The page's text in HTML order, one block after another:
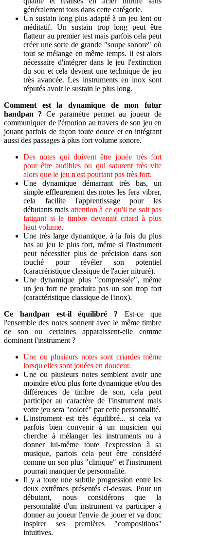
généralement tous dans cette catégorie.
Un sustain long plus adapté à un jeu lent ou
méditatif. Un sustain trop long peut être
flatteur au premier test mais parfois cela peut
créer une sorte de grande "soupe sonore" où
tout se mélange en même temps. Il est alors
nécessaire d'intégrer dans le jeu l'extinction
du son et cela devient une technique de jeu
très avancée. Les instruments en inox sont
réputés avoir le sustain le plus long.
Comment est la dynamique de mon futur
handpan ? Ce paramètre permet au joueur de
communiquer de l'émotion au travers de son jeu en
jouant parfois de façon toute douce et en intégrant
aussi des passages à plus fort volume sonore.
Des notes qui doivent être jouée très fort
pour être audibles ou qui saturent très vite
alors que le jeu n'est pourtant pas très fort.
Une dynamique démarrant très bas, un
simple effleurement des notes les fera vibrer,
cela facilite l'apprentissage pour les
débutants mais attention à ce qu'il ne soit pas
fatigant si le timbre devenait criard à plus
haut volume.
Une très large dynamique, à la fois du plus
bas au jeu le plus fort, même si l'instrument
peut nécessiter plus de précision dans son
touché pour révéler son potentiel
(caracréristique classique de l'acier nitruré).
Une dynamique plus "compressée", même
un jeu fort ne produira pas un son trop fort
(caractéristique classique de l'inox).
Ce handpan est-il équilibré ? Est-ce que
l'ensemble des notes sonnent avec le même timbre
de son ou certaines apparaissent-elle comme
dominant l'instrument ?
Une ou plusieurs notes sont criardes même
lorsqu'elles sont jouées en douceur.
Une ou plusieurs notes semblent avoir une
moindre et/ou plus forte dynamique et/ou des
différences de timbre de son, cela peut
participer au caractère de l'instrument mais
votre jeu sera "coloré" par cette personnalité.
L'instrument est très équilibré... si cela va
parfois bien convenir à un musicien qui
cherche à mélanger les instruments ou à
donner lui-même toute l'expression à sa
musique, parfois cela peut être considéré
comme un son plus "clinique" et l'instrument
pourrait manquer de personnalité.
Il y a toute une subtile progression entre les
deux extrêmes présentés ci-dessus. Pour un
débutant, nous considérons que la
personnalité d'un instrument va participer à
donner au joueur l'envie de jouer et va donc
inspirer ses premières "compositions"
intuitives.